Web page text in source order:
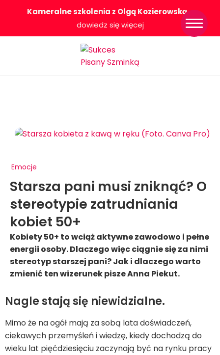
Kameralne szkolenia z Olgą Kozierowską-
dowiedz się więcej
Emocje
Starsza pani musi zniknąć? O
stereotypie zatrudniania
kobiet 50+
Kobiety 50+ to wciąż aktywne zawodowo i pełne
energii osoby. Dlaczego więc ciągnie się za nimi
stereotyp starszej pani? Jak i dlaczego warto
zmienić ten wizerunek pisze Anna Piekut.
Nagle stają się niewidzialne.
Mimo że na ogół mają za sobą lata doświadczeń,
ciekawych przemyśleń i wiedzę, kiedy dochodzą do
wieku lat pięćdziesięciu zaczynają być na rynku pracy
Strona główna
Konkurs Sukces
Pisany Szminką
Wsparcie dla
WłączeniPlus